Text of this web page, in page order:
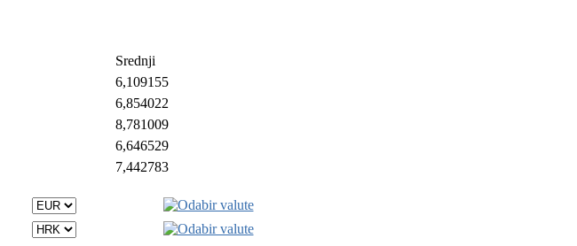
Srednji
6,109155
6,854022
8,781009
6,646529
7,442783